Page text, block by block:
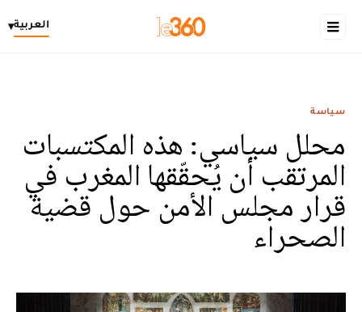
العربية▾
سياسة
محلل سياسي: هذه المكتسبات
المرتقب أن يُحقّقها المغرب في
قرار مجلس الأمن حول قضية
الصحراء